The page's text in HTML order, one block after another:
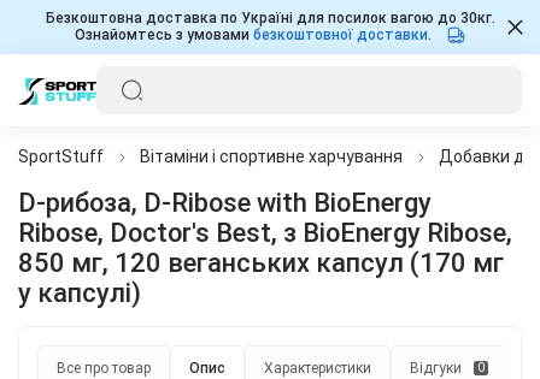
Безкоштовна доставка по Україні для посилок вагою до 30кг.
Ознайомтесь з умовами безкоштовної доставки.
SportStuff Вітаміни і спортивне харчування Добавки
D-рибоза, D-Ribose with BioEnergy
Ribose, Doctor's Best, з BioEnergy Ribose,
850 мг, 120 веганських капсул (170 мг
у капсулі)
Все про товар Опис Характеристики Відгуки 0